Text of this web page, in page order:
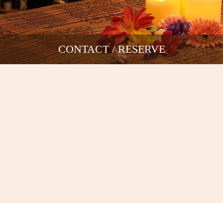
CONTACT / RESERVE